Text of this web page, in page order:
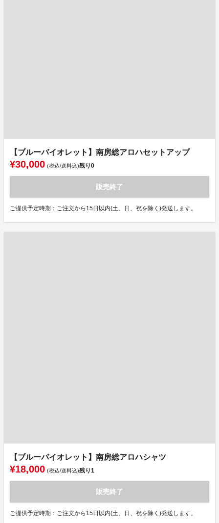
【ブルーバイオレット】南房総アロハセットアップ
¥30,000 (税込/送料込)残り0
販売終了
ご提供予定時期：ご注文から15日以内(土、日、祝を除く)発送します。
【ブルーバイオレット】南房総アロハシャツ
¥18,000 (税込/送料込)残り1
販売終了
ご提供予定時期：ご注文から15日以内(土、日、祝を除く)発送します。